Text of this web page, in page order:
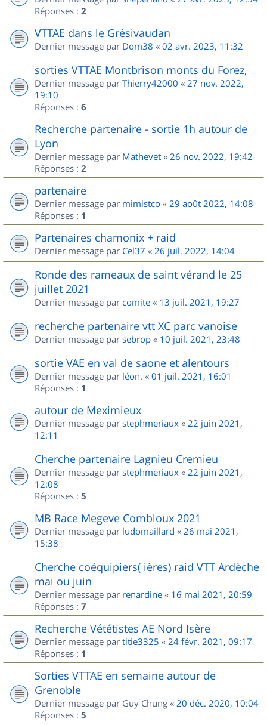
Réponses : 2
VTTAE dans le Grésivaudan
Dernier message par Dom38 « 02 avr. 2023, 11:32
sorties VTTAE Montbrison monts du Forez,
Dernier message par Thierry42000 « 27 nov. 2022,
19:10
Réponses : 6
Recherche partenaire - sortie 1h autour de
Lyon
Dernier message par Mathevet « 26 nov. 2022, 19:42
Réponses : 2
partenaire
Dernier message par mimistco « 29 août 2022, 14:08
Réponses : 1
Partenaires chamonix + raid
Dernier message par Cel37 « 26 juil. 2022, 14:04
Ronde des rameaux de saint vérand le 25
juillet 2021
Dernier message par comite « 13 juil. 2021, 19:27
recherche partenaire vtt XC parc vanoise
Dernier message par sebrop « 10 juil. 2021, 23:48
sortie VAE en val de saone et alentours
Dernier message par léon. « 01 juil. 2021, 16:01
Réponses : 1
autour de Meximieux
Dernier message par stephmeriaux « 22 juin 2021,
12:11
Cherche partenaire Lagnieu Cremieu
Dernier message par stephmeriaux « 22 juin 2021,
12:08
Réponses : 5
MB Race Megeve Combloux 2021
Dernier message par ludomaillard « 26 mai 2021,
15:38
Cherche coéquipiers( ières) raid VTT Ardèche
mai ou juin
Dernier message par renardine « 16 mai 2021, 20:59
Réponses : 7
Recherche Vététistes AE Nord Isère
Dernier message par titie3325 « 24 févr. 2021, 09:17
Réponses : 1
Sorties VTTAE en semaine autour de
Grenoble
Dernier message par Guy Chung « 20 déc. 2020, 10:04
Réponses : 5